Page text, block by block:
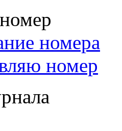
номера
номер